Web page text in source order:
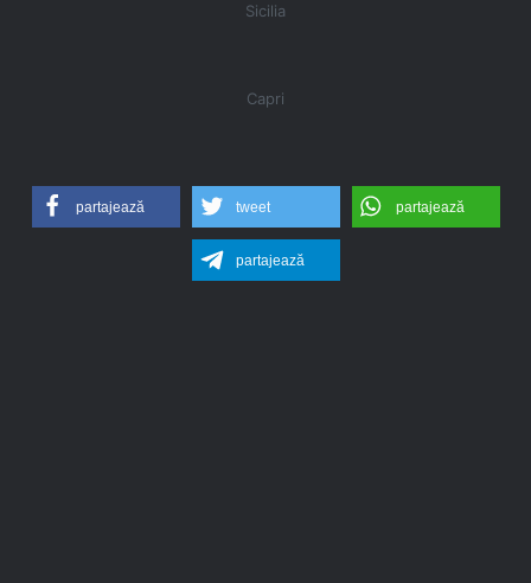
Sicilia
Capri
partajează tweet partajează
partajează